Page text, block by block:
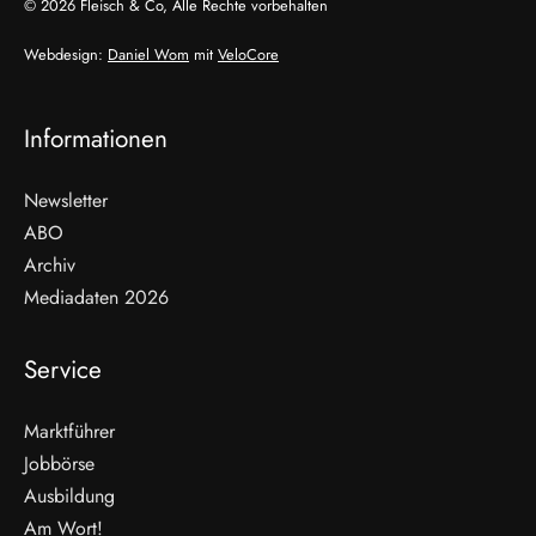
© 2026 Fleisch & Co, Alle Rechte vorbehalten
Webdesign: Daniel Wom mit VeloCore
Informationen
Newsletter
ABO
Archiv
Mediadaten 2026
Service
Marktführer
Jobbörse
Ausbildung
Am Wort!